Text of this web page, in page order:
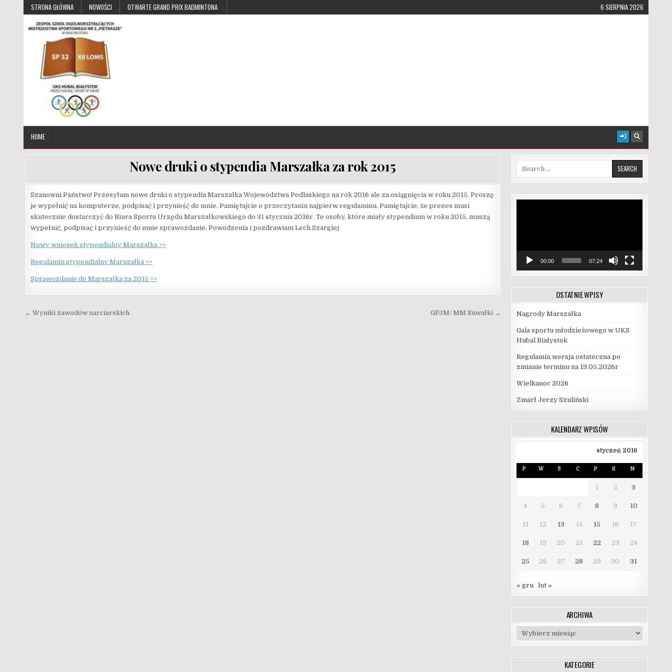
Skip to contentSTRONA GŁÓWNA NOWOŚCI OTWARTE GRAND PRIX BADMINTONA 6 SIERPNIA 2026
UKS Hubal Białystok
HOME
Nowe druki o stypendia Marszałka za rok 2015
Szanowni Państwo! Przesyłam nowe druki o stypendia Marszałka Województwa Podlaskiego na rok 2016 ale za osiągnięcia w roku 2015. Proszę
je wypełnić na komputerze, podpisać i przynieść do mnie. Pamiętajcie o przeczytaniu najpierw regulaminu. Pamiętajcie, że prezes musi
skutecznie dostarczyć do Biura Sportu Urzędu Marszałkowskiego do 31 stycznia 2016r. Te osoby, które miały stypendium w roku 2015, muszą
wypełnić, podpisać i przynieść do mnie sprawozdanie. Powodzenia i pozdrawiam Lech Szargiej
Nowy wniosek stypendialny Marszałka >>
Regulamin stypendialny Marszałka >>
Sprawozdanie do Marszałka za 2015 >>
Nawigacja wpisu GPJM/ MM Suwałki →
← Wyniki zawodów narciarskich
Search for:
00:00 07:24
OSTATNIE WPISY
Nagrody Marszałka
Gala sportu młodzieżowego w UKS
Hubal Białystok
Regulamin wersja ostateczna po
zmianie terminu na 19.05.2026r
Wielkanoc 2026
Zmarł Jerzy Szuliński
KALENDARZ WPISÓW
styczeń 2016
P W Ś C P S N
1 2 3
4 5 6 7 8 9 10
11 12 13 14 15 16 17
18 19 20 21 22 23 24
25 26 27 28 29 30 31
« gru lut »
ARCHIWA
Archiwa
KATEGORIE